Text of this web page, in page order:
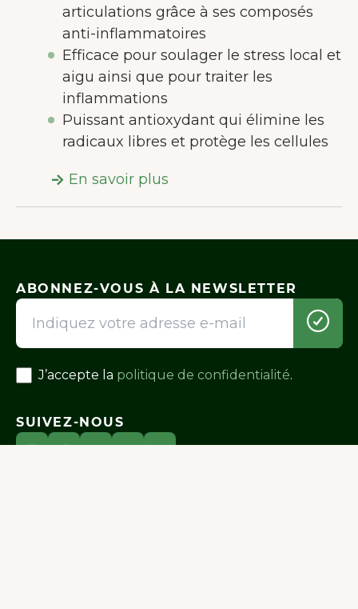
articulations grâce à ses composés
anti-inflammatoires
Efficace pour soulager le stress local et
aigu ainsi que pour traiter les
inflammations
Puissant antioxydant qui élimine les
radicaux libres et protège les cellules
En savoir plus
ABONNEZ-VOUS À LA NEWSLETTER
J’accepte la politique de confidentialité.
SUIVEZ-NOUS